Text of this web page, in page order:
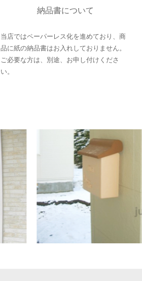
納品書について
当店ではペーパーレス化を進めており、商
品に紙の納品書はお入れしておりません。
ご必要な方は、別途、お申し付けくださ
い。